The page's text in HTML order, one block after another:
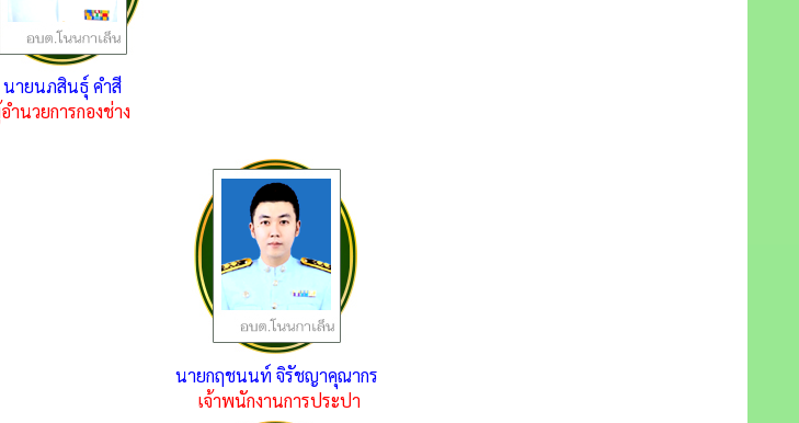
นายนภสินธุ์ คำสี
ำนวยการกองช่าง
นายกฤชนนท์ จิรัชญาคุณากร
เจ้าพนักงานการประปา